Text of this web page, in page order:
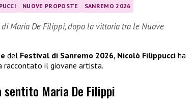
NUOVE PROPOSTE SANREMO 2026
Maria De Filippi, dopo la vittoria tra le Nuove
del Festival di Sanremo 2026, Nicolò Filippucci ha
raccontato il giovane artista.
Maria De Filippi